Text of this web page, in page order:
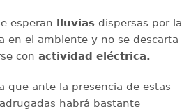
esperan lluviasdispersas por la
en el ambiente y no se descarta
con actividad eléctrica.
que ante la presencia de estas
habrá bastante